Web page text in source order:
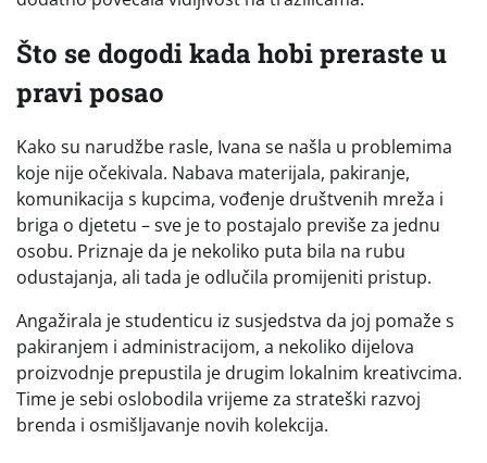
Što se dogodi kada hobi preraste u
pravi posao
Kako su narudžbe rasle, Ivana se našla u problemima
koje nije očekivala. Nabava materijala, pakiranje,
komunikacija s kupcima, vođenje društvenih mreža i
briga o djetetu – sve je to postajalo previše za jednu
osobu. Priznaje da je nekoliko puta bila na rubu
odustajanja, ali tada je odlučila promijeniti pristup.
Angažirala je studenticu iz susjedstva da joj pomaže s
pakiranjem i administracijom, a nekoliko dijelova
proizvodnje prepustila je drugim lokalnim kreativcima.
Time je sebi oslobodila vrijeme za strateški razvoj
brenda i osmišljavanje novih kolekcija.